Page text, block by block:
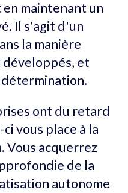
maintenant un
Il s'agit d'un
la manière
et
détermination.
ont du retard
vous place à la
Vous acquerrez
de la
autonome